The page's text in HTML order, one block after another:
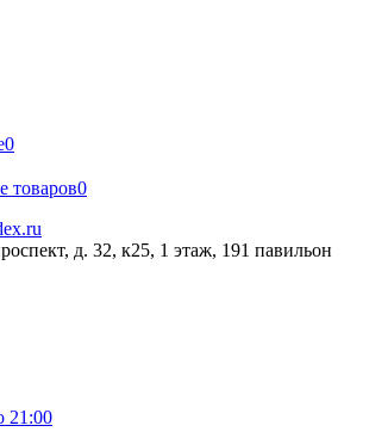
0
товаров0
д. 32, к25, 1 этаж, 191 павильон
21:00